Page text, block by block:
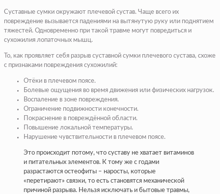
Суставные сумки окружают плечевой сустав. Чаще всего их
повреждение вызывается падениями на вытянутую руку или поднятием
тяжестей. Одновременно при такой травме могут повредиться и
сухожилия лопаточных мышц.
То, как проявляет себя разрыв суставной сумки плечевого сустава, схоже
с признаками повреждения сухожилий:
Отёки в плечевом поясе.
Болевые ощущения во время движения или физических нагрузок.
Воспаление в зоне повреждения.
Ограничение подвижности конечности.
Покраснение в повреждённой области.
Повышение локальной температуры.
Нарушение чувствительности в плечевом поясе.
Это происходит потому, что суставу не хватает витаминов
и питательных элементов. К тому же с годами
разрастаются остеофиты – наросты, которые
«перетирают» связки, то есть становятся механической
причиной разрыва. Нельзя исключать и бытовые травмы,